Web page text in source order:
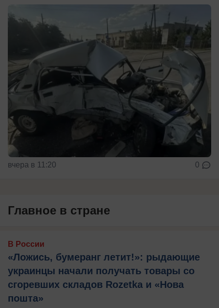
вчера в 11:20 0
Главное в стране
В России
«Ложись, бумеранг летит!»: рыдающие
украинцы начали получать товары со
сгоревших складов Rozetka и «Нова
пошта»